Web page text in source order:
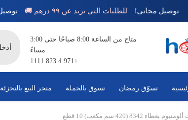
توصيل مجاني! للطلبات التي تزيد عن ٩٩ درهم 🚚
متاح من الساعة 8:00 صباحًا حتى 3:00
مساءً
+971 4 823 1111
تسوّق رمضان تسوق بالجملة متجر البيع بالتجزئة
بغطاء 8342 (420 سم مكعب) 10 قطع